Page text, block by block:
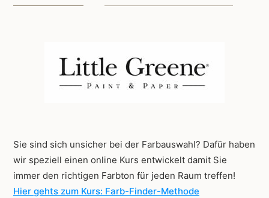
Dark
Sie sind sich unsicher bei der Farbauswahl? Dafür haben
wir speziell einen online Kurs entwickelt damit Sie
immer den richtigen Farbton für jeden Raum treffen!
Hier gehts zum Kurs: Farb-Finder-Methode